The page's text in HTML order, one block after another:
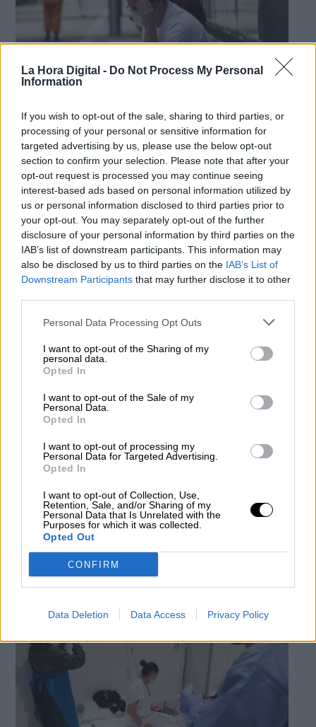
La Hora Digital - Do Not Process My Personal
Information
If you wish to opt-out of the sale, sharing to third parties, or
processing of your personal or sensitive information for
targeted advertising by us, please use the below opt-out
section to confirm your selection. Please note that after your
opt-out request is processed you may continue seeing
interest-based ads based on personal information utilized by
us or personal information disclosed to third parties prior to
your opt-out. You may separately opt-out of the further
disclosure of your personal information by third parties on the
IAB’s list of downstream participants. This information may
also be disclosed by us to third parties on the IAB’s List of
Downstream Participants that may further disclose it to other
Personal Data Processing Opt Outs
I want to opt-out of the Sharing of my
personal data.
Opted In
I want to opt-out of the Sale of my
Personal Data.
Opted In
I want to opt-out of processing my
Personal Data for Targeted Advertising.
Opted In
I want to opt-out of Collection, Use,
Retention, Sale, and/or Sharing of my
Personal Data that Is Unrelated with the
Purposes for which it was collected.
Opted Out
CONFIRM
Data Deletion Data Access Privacy Policy
Una trabajadora sanitaria en las inmediaciones del hospital de campaña de
Ifema.EUROPA PRESS
El 17,5% de los contagiados de
coronavirus en Madrid son
trabajadores del Servicio de Salud
PorFacundo Caín Sagárnaga Giles
Más artículos de este autor
martes, 5 de mayo de 2020
Un 10,9% de los sanitarios contagiados
fueron hospitalizados, según el
Estudio del Instituto de Salud CarlosIII
Patricia Arredondo
Más artículos de este autor
jueves, 7 de mayo de 2020